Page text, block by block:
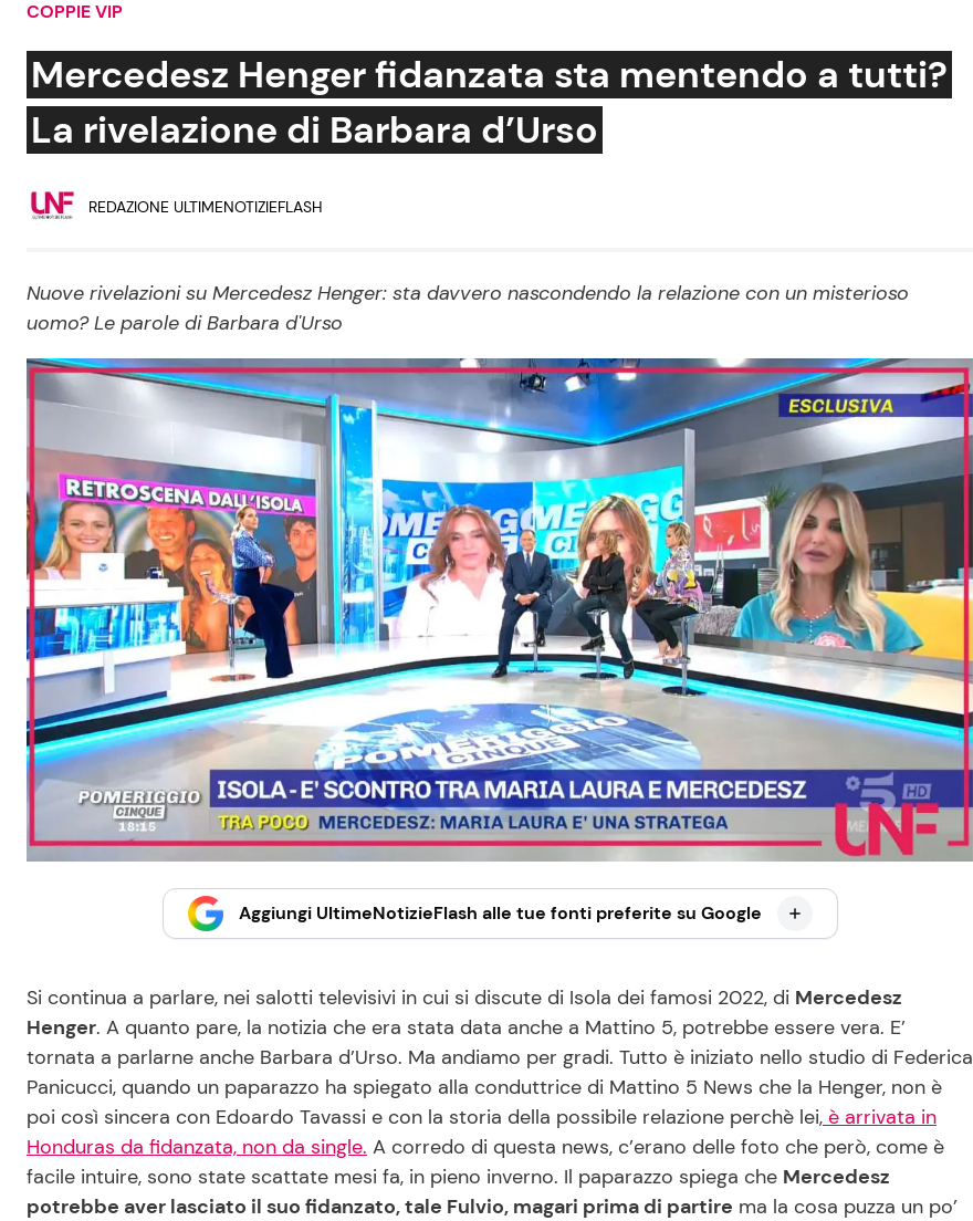
Social News
News dal mondo
Benessere
Mondo Mamma
Salute
Viaggi e Turismo
Festività
Le Ricette in TV
Ricette Facili e Veloci
Ricette Feste
COPPIE VIP
Mercedesz Henger fidanzata sta mentendo a tutti?
La rivelazione di Barbara d’Urso
REDAZIONE ULTIMENOTIZIEFLASH
Nuove rivelazioni su Mercedesz Henger: sta davvero nascondendo la relazione con un misterioso
uomo? Le parole di Barbara d'Urso
Aggiungi UltimeNotizieFlash alle tue fonti preferite su Google
Si continua a parlare, nei salotti televisivi in cui si discute di Isola dei famosi 2022, di Mercedesz
Henger. A quanto pare, la notizia che era stata data anche a Mattino 5, potrebbe essere vera. E’
tornata a parlarne anche Barbara d’Urso. Ma andiamo per gradi. Tutto è iniziato nello studio di Federica
Panicucci, quando un paparazzo ha spiegato alla conduttrice di Mattino 5 News che la Henger, non è
poi così sincera con Edoardo Tavassi e con la storia della possibile relazione perchè lei, è arrivata in
Honduras da fidanzata, non da single. A corredo di questa news, c’erano delle foto che però, come è
facile intuire, sono state scattate mesi fa, in pieno inverno. Il paparazzo spiega che Mercedesz
potrebbe aver lasciato il suo fidanzato, tale Fulvio, magari prima di partire ma la cosa puzza un po’